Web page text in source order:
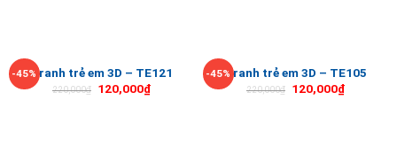
-45%Tranh trẻ em 3D – TE121
220,000₫ 120,000₫
-45%Tranh trẻ em 3D – TE105
220,000₫ 120,000₫